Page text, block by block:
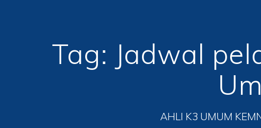
Tag: Jadwal
AHLI K3 UMUM